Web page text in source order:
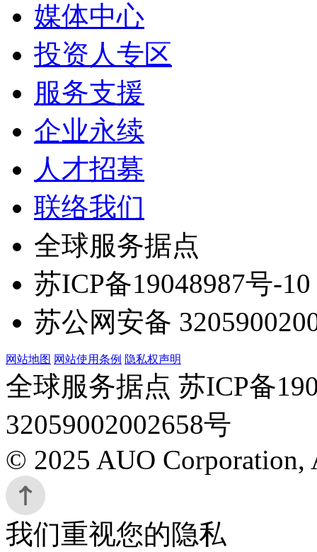
媒体中心
投资人专区
服务支援
企业永续
人才招募
联络我们
全球服务据点
苏ICP备19048987号-10
苏公网安备
网站地图 网站使用条例 隐私权声明
全球服务据点 苏ICP备
32059002002658号
© 2025 AUO Corporation,
我们重视您的隐私